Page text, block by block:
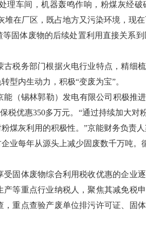
理车间，机器轰鸣作响，粉煤灰经
堆在厂区，既占地方又污染环境，现
固体废物的后续处置利用直接关系
税务部门根据火电行业特点，精细
型内生动力，积极“变废为宝”。
（锡林郭勒）发电有限公司积极推进
税优惠350多万元。 “通过持续加大对
煤灰利用的积极性。 ”京能财务负责人
业每年从源头上减少固废数千万吨。
固体废物综合利用税收优惠的企业
等重点行业纳税人，聚焦其减免税
重点查验产废单位排污许可证、固